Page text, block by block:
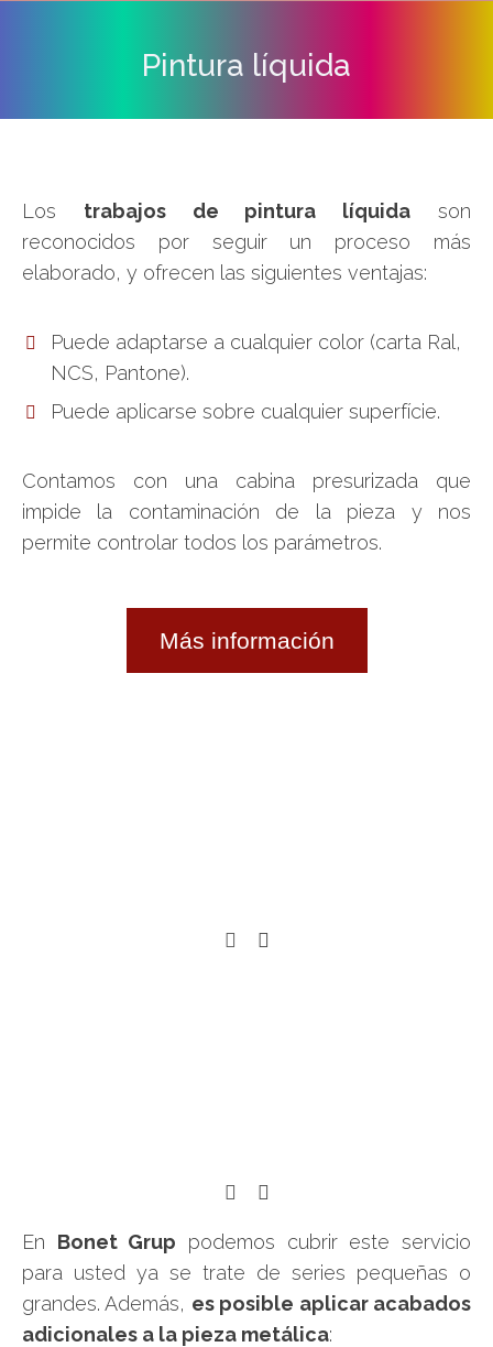
Pintura líquida
Los trabajos de pintura líquida son
reconocidos por seguir un proceso más
elaborado, y ofrecen las siguientes ventajas:
Puede adaptarse a cualquier color (carta Ral,
NCS, Pantone).
Puede aplicarse sobre cualquier superfície.
Contamos con una cabina presurizada que
impide la contaminación de la pieza y nos
permite controlar todos los parámetros.
Más información
En Bonet Grup podemos cubrir este servicio
para usted ya se trate de series pequeñas o
grandes. Además, es posible aplicar acabados
adicionales a la pieza metálica: